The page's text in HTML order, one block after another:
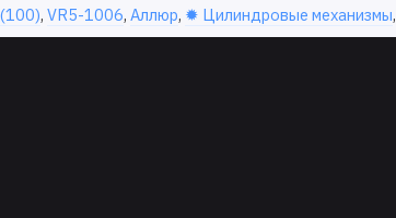
, VR5-1006, Аллюр, ✹ Цилиндровые механизмы,